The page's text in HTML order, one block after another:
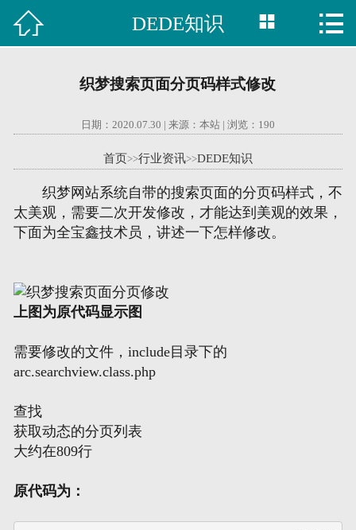
 首页
行业资讯
关于我们
 DEDE知识  
织梦搜索页面分页码样式修改
日期：2020.07.30 | 来源：本站 | 浏览： 190
首页>>行业资讯>>DEDE知识
织梦网站系统自带的搜索页面的分页码样式，不
太美观，需要二次开发修改，才能达到美观的效果，
下面为全宝鑫技术员，讲述一下怎样修改。
上图为原代码显示图
需要修改的文件，include目录下的
arc.searchview.class.php
查找
获取动态的分页列表
大约在809行
原代码为：